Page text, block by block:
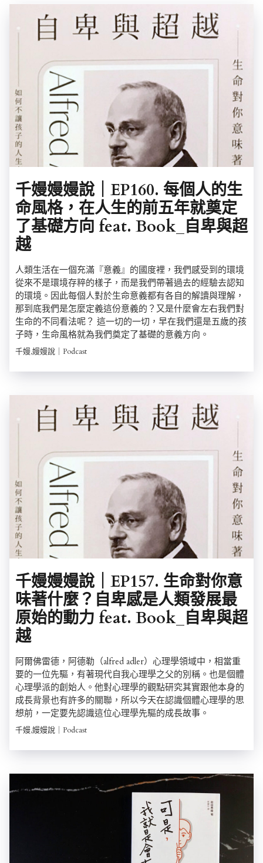
千嫚嫚嫚說｜EP160. 每個人的生
命風格，在人生的前五年就奠定
了基礎方向 feat. Book_自卑與超
越
人類生活在一個充滿『意義』的國度裡，我們感受到的環境
從來不是環境存粹的樣子，而是我們帶著過去的經驗去認知
的環境。因此每個人對於生命意義都有各自的解讀與理解，
那到底我們是怎麼定義這份意義的？又是什麼會左右我們對
生命的不同看法呢？ 這一切的一切，早在我們還是五歲的孩
子時，生命風格就為我們奠定了基礎的意義方向。
千嫚,嫚嫚說｜Podcast
千嫚嫚嫚說｜EP157. 生命對你意
味著什麼？自卑感是人類發展最
原始的動力 feat. Book_自卑與超
越
阿爾佛雷德，阿德勒（alfred adler）心理學領域中，相當重
要的一位先驅，有著現代自我心理學之父的別稱。也是個體
心理學派的創始人。他對心理學的觀點研究其實跟他本身的
成長背景也有許多的關聯，所以今天在認識個體心理學的思
想前，一定要先認識這位心理學先驅的成長故事。
千嫚,嫚嫚說｜Podcast